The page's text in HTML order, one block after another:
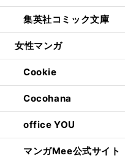
集英社コミック文庫
女性マンガ
Cookie
Cocohana
office YOU
マンガMee公式サイト